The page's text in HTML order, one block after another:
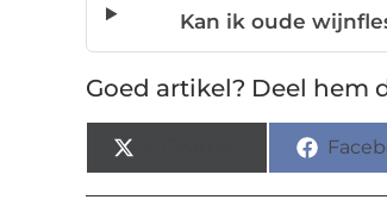
Kan ik oude
Goed artikel? Deel hem